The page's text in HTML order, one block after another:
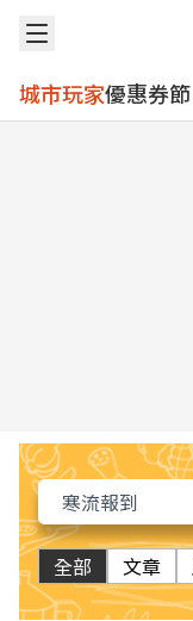
城市玩家優惠券
全部 文章